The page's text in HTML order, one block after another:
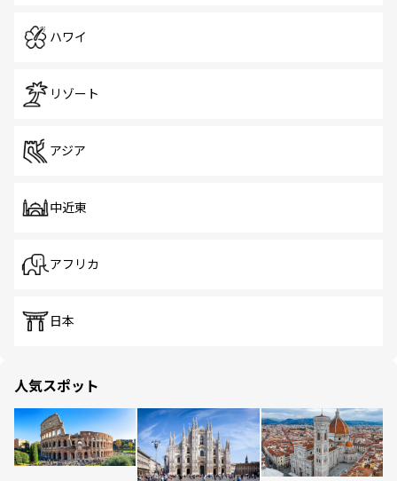
ハワイ
リゾート
アジア
中近東
アフリカ
日本
人気スポット